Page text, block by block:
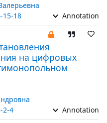
15-18 Annotation
на цифровых
2-4 Annotation